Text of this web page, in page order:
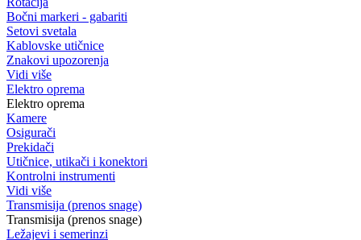
Bočni markeri - gabariti
Setovi svetala
Kablovske utičnice
Znakovi upozorenja
Vidi više
Elektro oprema
Elektro oprema
Kamere
Osigurači
Prekidači
Utičnice, utikači i konektori
Kontrolni instrumenti
Vidi više
Transmisija (prenos snage)
Transmisija (prenos snage)
Ležajevi i semerinzi